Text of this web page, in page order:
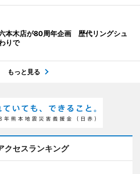
本木店が80周年企画 歴代リングシュ
りで
もっと見る
クセスランキング